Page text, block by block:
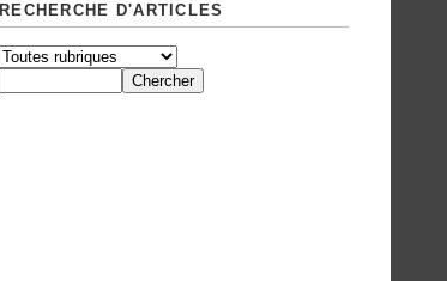
RECHERCHE D'ARTICLES